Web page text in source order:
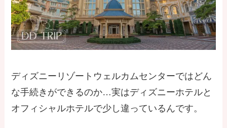
ディズニーリゾートウェルカムセンターではどん
な手続きができるのか…実はディズニーホテルと
オフィシャルホテルで少し違っているんです。